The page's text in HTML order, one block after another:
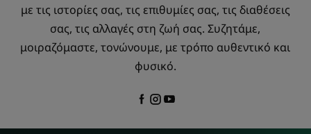
με τις ιστορίες σας, τις επιθυμίες σας, τις διαθέσεις
σας, τις αλλαγές στη ζωή σας. Συζητάμε,
μοιραζόμαστε, τονώνουμε, με τρόπο αυθεντικό και
φυσικό.